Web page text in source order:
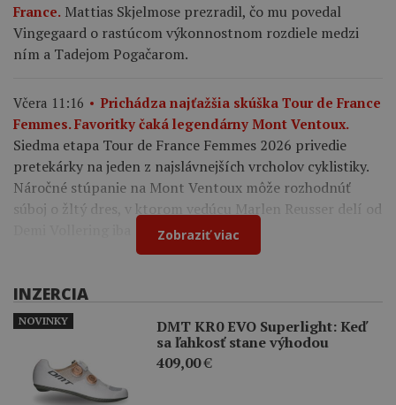
France. Mattias Skjelmose prezradil, čo mu povedal
Vingegaard o rastúcom výkonnostnom rozdiele medzi
ním a Tadejom Pogačarom.
Včera 11:16
Prichádza najťažšia skúška Tour de France
Femmes. Favoritky čaká legendárny Mont Ventoux.
Siedma etapa Tour de France Femmes 2026 privedie
pretekárky na jeden z najslávnejších vrcholov cyklistiky.
Náročné stúpanie na Mont Ventoux môže rozhodnúť
súboj o žltý dres, v ktorom vedúcu Marlen Reusser delí od
Demi Vollering iba 12 sekúnd.
Zobraziť viac
INZERCIA
DMT KR0 EVO Superlight: Keď
sa ľahkosť stane výhodou
409,00€
NOVINKY